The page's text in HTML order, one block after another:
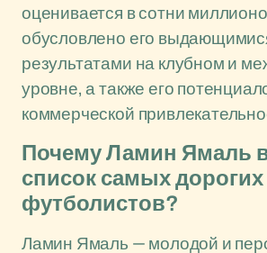
оценивается в сотни
обусловлено его
результатами на клубном и
уровне, а также его
коммерческой
Почему Ламин Ямаль
список самых дорогих
футболистов?
Ламин Ямаль — молодой и